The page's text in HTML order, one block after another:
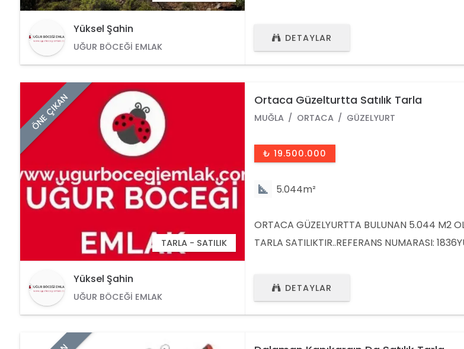
Yüksel Şahin
UĞUR BÖCEĞI EMLAK
DETAYLAR
ÖNE ÇIKAN
TARLA - SATILIK
Ortaca Güzelturtta Satılık Tarla
MUĞLA ORTACA GÜZELYURT
₺ 19.500.000
5.044m²
ORTACA GÜZELYURTTA BULUNAN 5.044 M2
TARLA SATILIKTIR..REFERANS NUMARASI:
Yüksel Şahin
UĞUR BÖCEĞI EMLAK
DETAYLAR